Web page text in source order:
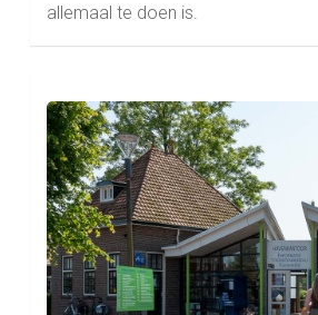
allemaal te doen is.
Learn
more